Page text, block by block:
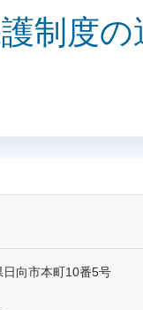
制度
向市本町10番5号